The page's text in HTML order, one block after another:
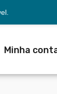
Minha